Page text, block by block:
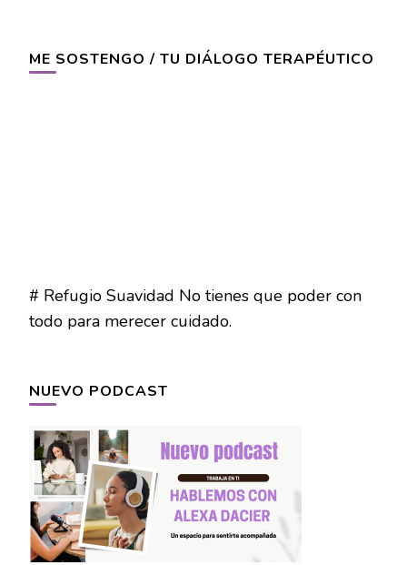
ME SOSTENGO / TU DIÁLOGO TERAPÉUTICO
# Refugio Suavidad No tienes que poder con
todo para merecer cuidado.
NUEVO PODCAST